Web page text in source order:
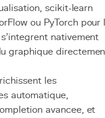
scikit-learn
ou PyTorch pour
nativement
graphique
les
automatique,
avancee, et